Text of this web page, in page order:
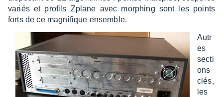
variés et profils Zplane avec morphing sont les points
forts de ce magni­fique ensemble.
Autr
es
secti
ons
clés,
les